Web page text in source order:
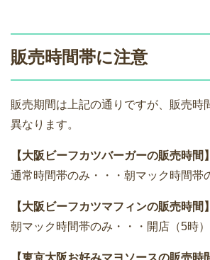
販売時間帯に注意
販売期間は上記の通りですが、販売時
異なります。
【大阪ビーフカツバーガーの販売時間】
通常時間帯のみ・・・朝マック時間帯
【大阪ビーフカツマフィンの販売時間
朝マック時間帯のみ・・・開店（5時